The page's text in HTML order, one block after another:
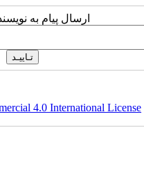
ارسال پیام به
4.0 International License